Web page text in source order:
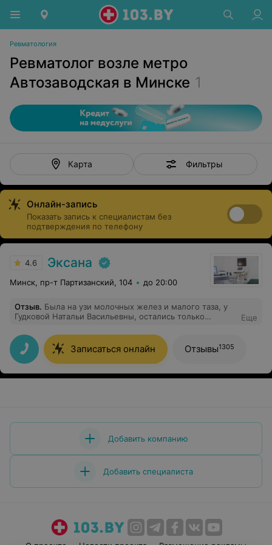
Ревматология
Ревматолог возле метро
Автозаводская в Минске 1
Карта Фильтры
Онлайн-запись
Показать запись к специалистам без
подтверждения по телефону
4.6 Эксана
Минск, пр-т Партизанский, 104 до 20:00
Отзыв. Была на узи молочных желез и малого таза, у
Гудковой Натальи Васильевны, остались только
Еще
Записаться онлайн Отзывы1305
Добавить компанию
Добавить специалиста